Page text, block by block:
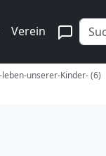
Verein
unserer-Kinder- (6)